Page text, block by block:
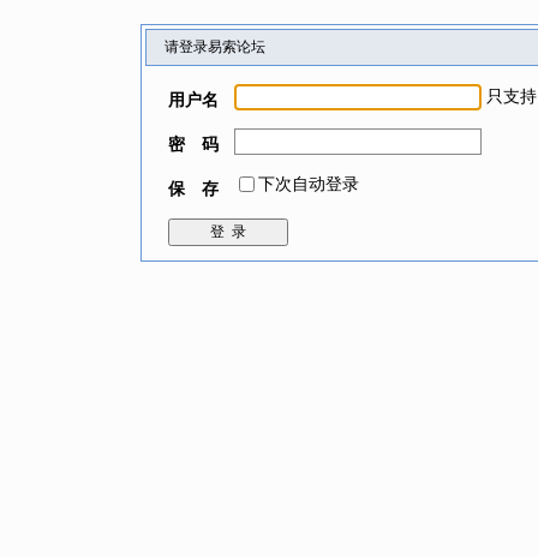
请登录易索论坛
用户名 只支
密 码
保 存 下次自动登录